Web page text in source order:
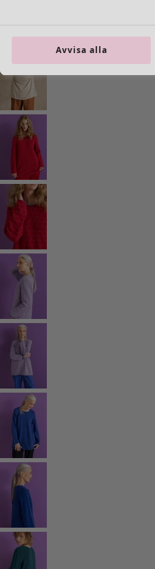
Inredning
Nyheter
All inredning
Gardiner
Kuddar & kuddfodral
Mattor
Frotté
Böcker
Tidigare favoriter
Rum
Badrum
Vardagsrum
Kök & matplats
Shoppa stilen
Klassisk och allmoge inredning
Avvisa alla